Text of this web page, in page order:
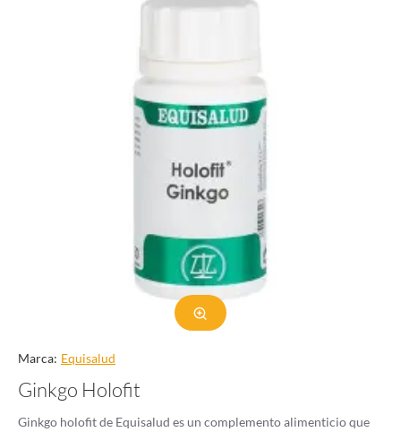
Marca: Equisalud
Ginkgo Holofit
Ginkgo holofit de Equisalud es un complemento alimenticio que